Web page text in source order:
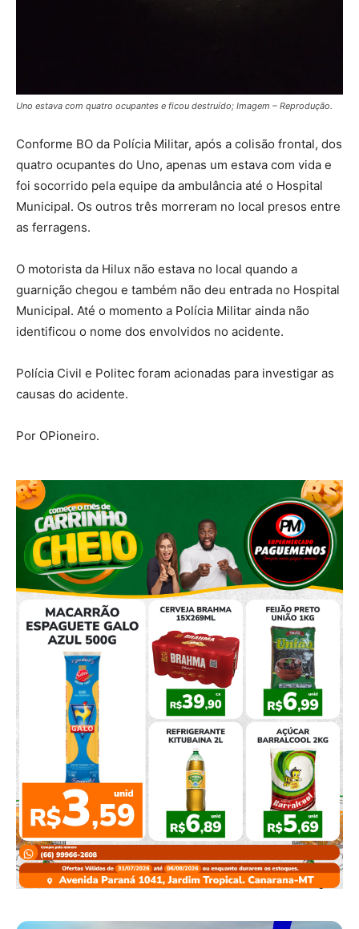
Uno estava com quatro ocupantes e ficou destruído; Imagem – Reprodução.
Conforme BO da Polícia Militar, após a colisão frontal, dos
quatro ocupantes do Uno, apenas um estava com vida e
foi socorrido pela equipe da ambulância até o Hospital
Municipal. Os outros três morreram no local presos entre
as ferragens.
O motorista da Hilux não estava no local quando a
guarnição chegou e também não deu entrada no Hospital
Municipal. Até o momento a Polícia Militar ainda não
identificou o nome dos envolvidos no acidente.
Polícia Civil e Politec foram acionadas para investigar as
causas do acidente.
Por OPioneiro.